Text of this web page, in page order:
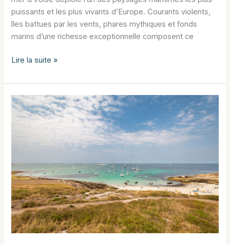
puissants et les plus vivants d’Europe. Courants violents,
îles battues par les vents, phares mythiques et fonds
marins d’une richesse exceptionnelle composent ce
Une
au
cœur
de
Lire la suite »